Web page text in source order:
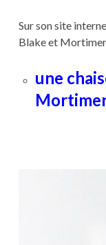
Sur son site
Blake et
une